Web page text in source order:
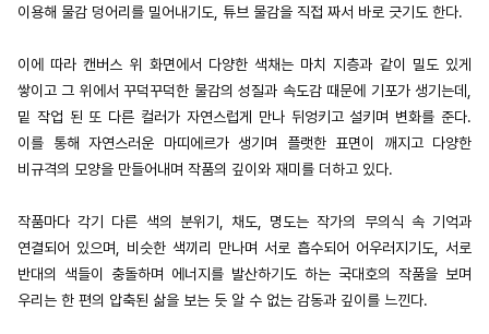
이용해 물감 덩어리를 밀어내기도, 튜브 물감을 직접 짜서 바로 긋기도 한다.
이에 따라 캔버스 위 화면에서 다양한 색채는 마치 지층과 같이 밀도 있게
쌓이고 그 위에서 꾸덕꾸덕한 물감의 성질과 속도감 때문에 기포가 생기는데,
밑 작업 된 또 다른 컬러가 자연스럽게 만나 뒤엉키고 설키며 변화를 준다.
이를 통해 자연스러운 마띠에르가 생기며 플랫한 표면이 깨지고 다양한
비규격의 모양을 만들어내며 작품의 깊이와 재미를 더하고 있다.
작품마다 각기 다른 색의 분위기, 채도, 명도는 작가의 무의식 속 기억과
연결되어 있으며, 비슷한 색끼리 만나며 서로 흡수되어 어우러지기도, 서로
반대의 색들이 충돌하며 에너지를 발산하기도 하는 국대호의 작품을 보며
우리는 한 편의 압축된 삶을 보는 듯 알 수 없는 감동과 깊이를 느낀다.